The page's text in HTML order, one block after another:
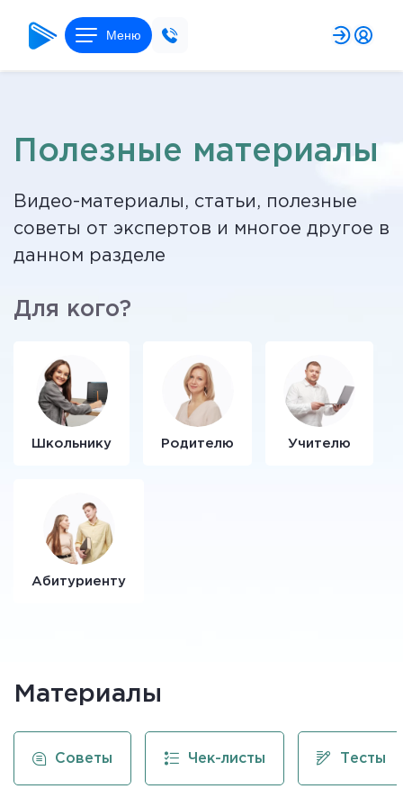
Меню
Полезные материалы
Видео-материалы, статьи, полезные
советы от экспертов и многое другое в
данном разделе
Для кого?
Школьнику Родителю Учителю
Абитуриенту
Материалы
Советы Чек-листы Тесты